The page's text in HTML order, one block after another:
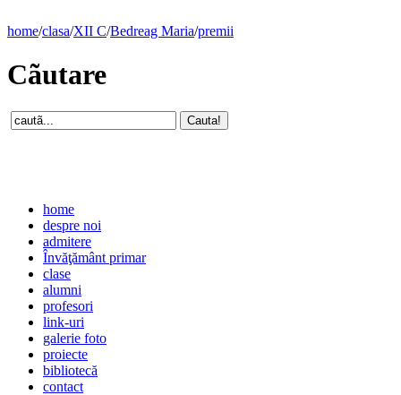
home/clasa/XII C/Bedreag Maria/premii
Cãutare
home
despre noi
admitere
Învăţământ primar
clase
alumni
profesori
link-uri
galerie foto
proiecte
bibliotecă
contact